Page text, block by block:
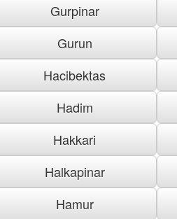
Gurpinar
Gurun
Hacibektas
Hadim
Hakkari
Halkapinar
Hamur